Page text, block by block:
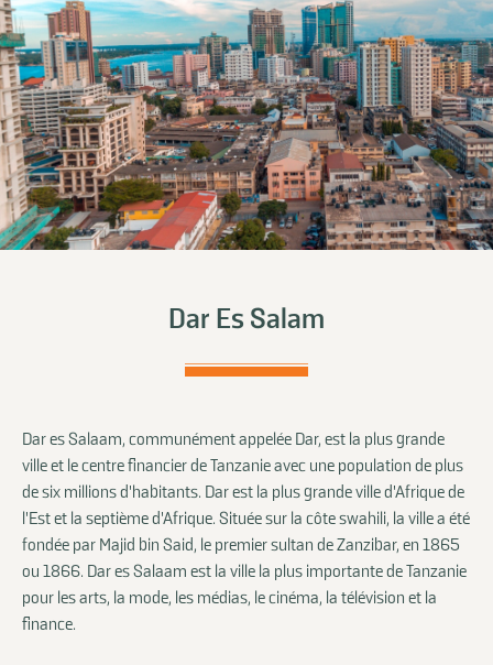
Dar Es Salam
Dar es Salaam, communément appelée Dar, est la plus grande
ville et le centre financier de Tanzanie avec une population de plus
de six millions d'habitants. Dar est la plus grande ville d'Afrique de
l'Est et la septième d'Afrique. Située sur la côte swahili, la ville a été
fondée par Majid bin Said, le premier sultan de Zanzibar, en 1865
ou 1866. Dar es Salaam est la ville la plus importante de Tanzanie
pour les arts, la mode, les médias, le cinéma, la télévision et la
finance.